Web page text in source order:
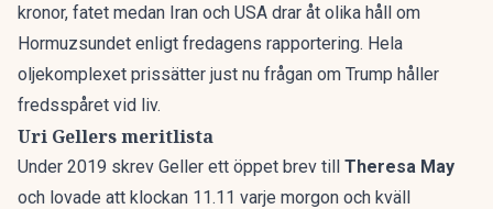
kronor, fatet medan Iran och USA drar åt olika håll om
Hormuzsundet enligt fredagens rapportering. Hela
oljekomplexet prissätter just nu frågan om Trump håller
fredsspåret vid liv.
Uri Gellers meritlista
Under 2019 skrev Geller ett öppet brev till Theresa May
och lovade att klockan 11.11 varje morgon och kväll